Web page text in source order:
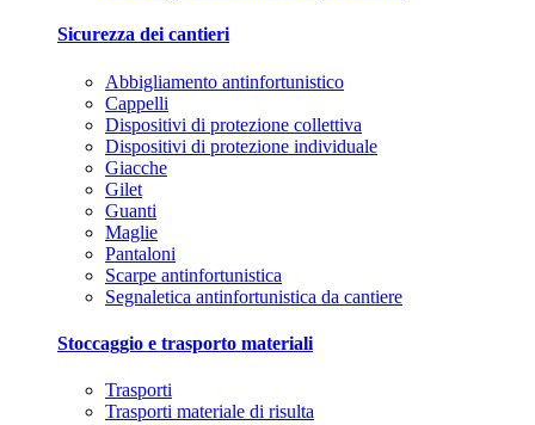
Sicurezza dei cantieri
Abbigliamento antinfortunistico
Cappelli
Dispositivi di protezione collettiva
Dispositivi di protezione individuale
Giacche
Gilet
Guanti
Maglie
Pantaloni
Scarpe antinfortunistica
Segnaletica antinfortunistica da cantiere
Stoccaggio e trasporto materiali
Trasporti
Trasporti materiale di risulta